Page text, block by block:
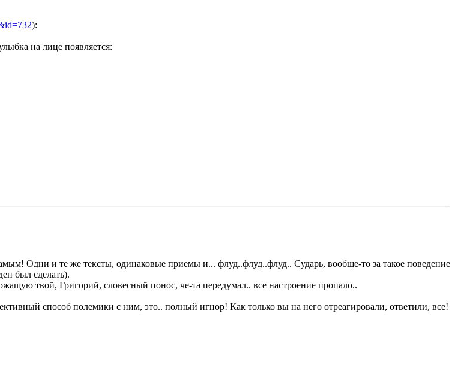
):
на лице появляется:
Одни и те же тексты, одинаковые приемы и... флуд..флуд..флуд.. Сударь, вообще-то за такое поведение
был сделать).
твой, Григорий, словесный понос, че-та передумал.. все настроение пропало..
способ полемики с ним, это.. полный игнор! Как только вы на него отреагировали, ответили, все!